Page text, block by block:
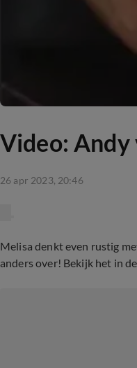
Video:
26 apr 2023, 20:46
Melisa denkt even rustig
anders over! Bekijk het in